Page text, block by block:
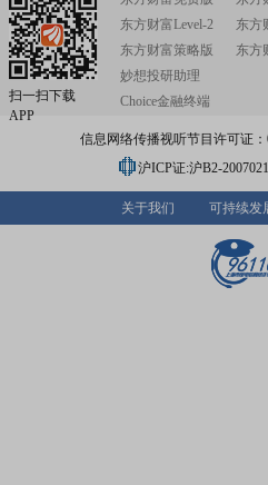
扫一扫下载
APP
东方财富Level-2
东方财富策略版
妙想投研助理
Choice金融终端
东方
东方
信息网络传播视听节目许可证：
沪ICP证:沪B2-
关于我们 可持续发